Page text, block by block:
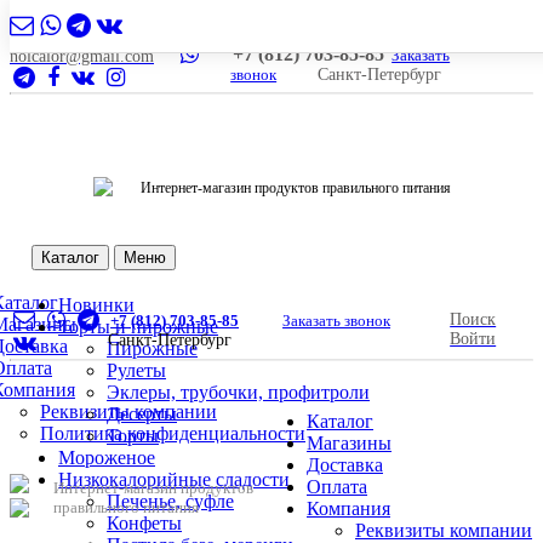
nolcalor@gmail.com +7 (812) 703-85-85 Заказать
звонок
Санкт-Петербург
Интернет-магазин продуктов правильного питания
Каталог Меню
Реквизиты компании
Политика конфиденциальности
Новинки
Торты и пирожные
Пирожные
Рулеты
Эклеры, трубочки, профитроли
Десерты
Торты
Мороженое
Низкокалорийные сладости
Печенье, суфле
Конфеты
+7 (812) 703-85-85
Заказать звонок
Санкт-Петербург
Поиск
Войти
Интернет-магазин продуктов
правильного питания
Каталог
Магазины
Доставка
Оплата
Компания
Реквизиты компании